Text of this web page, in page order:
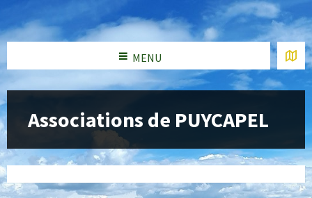
MENU
Associations de PUYCAPEL